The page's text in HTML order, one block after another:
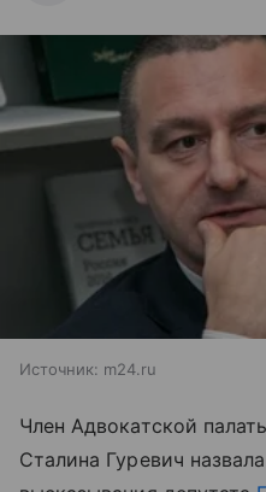
Источник: m24.ru
Член Адвокатской
Сталина Гуревич